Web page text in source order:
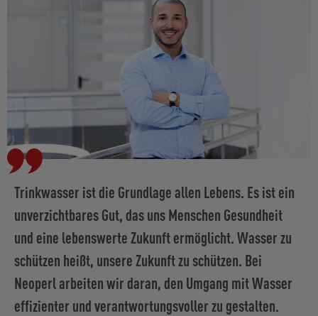
Trinkwasser ist die Grundlage allen Lebens. Es ist ein
unverzichtbares Gut, das uns Menschen Gesundheit
und eine lebenswerte Zukunft ermöglicht. Wasser zu
schützen heißt, unsere Zukunft zu schützen. Bei
Neoperl arbeiten wir daran, den Umgang mit Wasser
effizienter und verantwortungsvoller zu gestalten.